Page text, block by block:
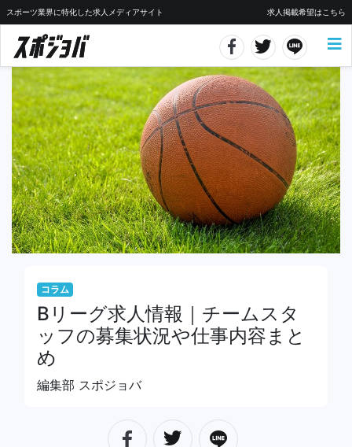
スポーツ業界に特化した求人メディアサイト 求人掲載希望はこちら
コラム
Bリーグ求人情報｜チームスタ
ッフの募集状況や仕事内容まと
め
編集部 スポジョバ